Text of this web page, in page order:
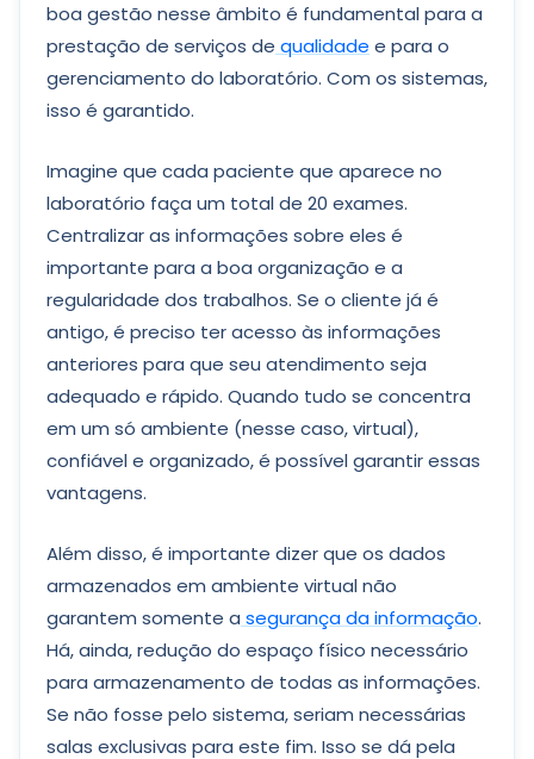
boa gestão nesse âmbito é fundamental para a
prestação de serviços de qualidade e para o
gerenciamento do laboratório. Com os sistemas,
isso é garantido.
Imagine que cada paciente que aparece no
laboratório faça um total de 20 exames.
Centralizar as informações sobre eles é
importante para a boa organização e a
regularidade dos trabalhos. Se o cliente já é
antigo, é preciso ter acesso às informações
anteriores para que seu atendimento seja
adequado e rápido. Quando tudo se concentra
em um só ambiente (nesse caso, virtual),
confiável e organizado, é possível garantir essas
vantagens.
Além disso, é importante dizer que os dados
armazenados em ambiente virtual não
garantem somente a segurança da informação.
Há, ainda, redução do espaço físico necessário
para armazenamento de todas as informações.
Se não fosse pelo sistema, seriam necessárias
salas exclusivas para este fim. Isso se dá pela